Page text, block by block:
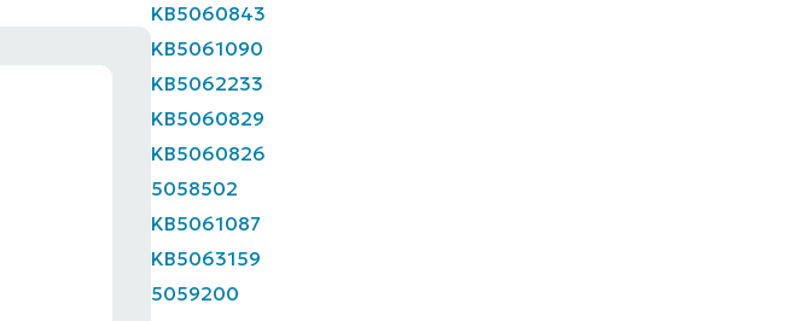
KB5060843
KB5061090
KB5062233
KB5060829
KB5060826
5058502
KB5061087
KB5063159
5059200